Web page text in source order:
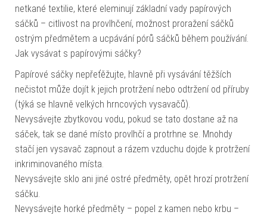
netkané textilie, které eleminují základní vady papírových
sáčků – citlivost na provlhčení, možnost proražení sáčků
ostrým předmětem a ucpávání pórů sáčků během používání.
Jak vysávat s papírovými sáčky?
Papírové sáčky nepřeťěžujte, hlavně při vysávání těžších
nečistot může dojít k jejich protržení nebo odtržení od příruby
(týká se hlavně velkých hrncových vysavačů).
Nevysávejte zbytkovou vodu, pokud se tato dostane až na
sáček, tak se dané místo provlhčí a protrhne se. Mnohdy
stačí jen vysavač zapnout a rázem vzduchu dojde k protržení
inkriminovaného místa.
Nevysávejte sklo ani jiné ostré předměty, opět hrozí protržení
sáčku.
Nevysávejte horké předměty – popel z kamen nebo krbu –